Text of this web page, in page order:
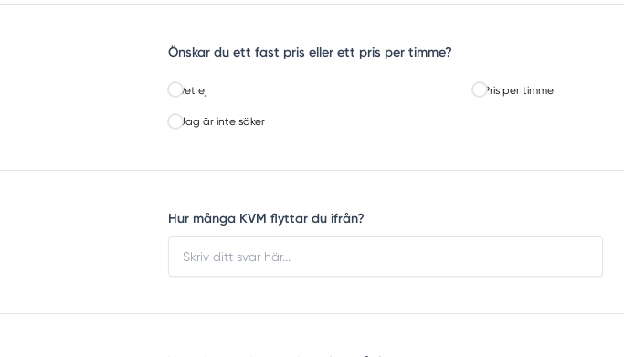
Önskar du ett fast pris eller ett pris per timme?
Vet ej Pris per timme
Jag är inte säker
Hur många KVM flyttar du ifrån?